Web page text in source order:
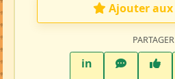
Ajouter
PARTAGER
inLinkedInWhatsApp